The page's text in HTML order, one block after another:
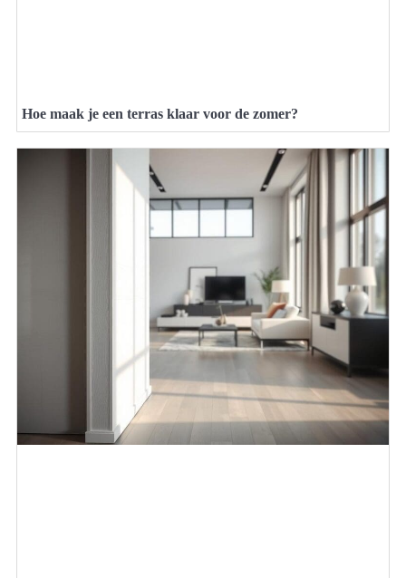
Hoe maak je een terras klaar voor de zomer?